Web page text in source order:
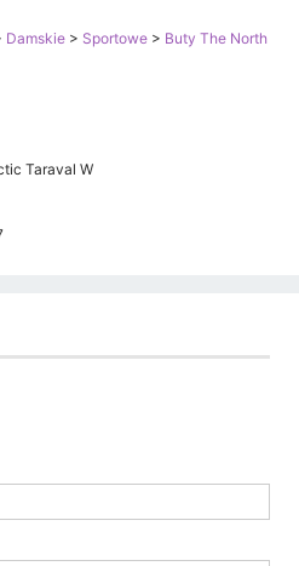
Damskie > Sportowe > Buty The North
Taraval W